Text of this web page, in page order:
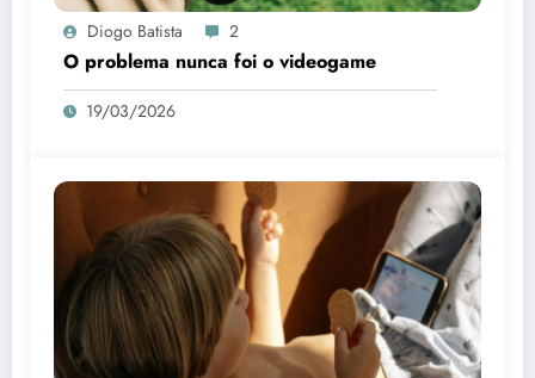
Diogo Batista 2
O problema nunca foi o videogame
19/03/2026